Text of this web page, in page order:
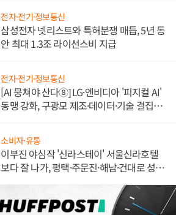
전자·전기·정보통신
삼성전자 넷리스트와 특허분쟁 매듭, 5년 동
안 최대 1.3조 라이선스비 지급
전자·전기·정보통신
[AI 뭉쳐야 산다⑧] LG·엔비디아 '피지컬 AI'
동맹 강화, 구광모 제조·데이터·기술 결집
소비자·유통
이부진 야심작 '신라스테이' 서울신라호텔
보다 잘 나가, 평택·주문진·해남·건대로 성